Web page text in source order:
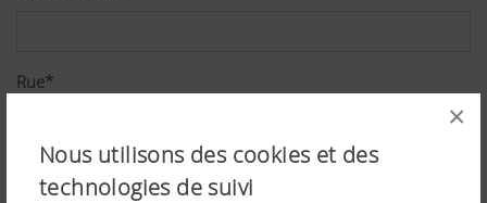
×
Nous utilisons des cookies et des
technologies de suivi
Rue*
Code postal*